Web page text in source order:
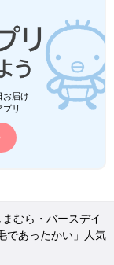
お届け
リ
むら・バースデイ
であったかい」人気